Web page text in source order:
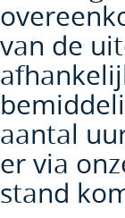
van de
aantal
er via
stand